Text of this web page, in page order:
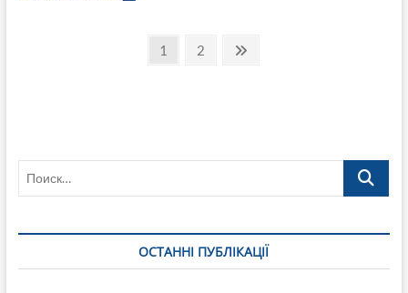
Страница
1 Страница
2
Поиск…
ОСТАННІ ПУБЛІКАЦІЇ